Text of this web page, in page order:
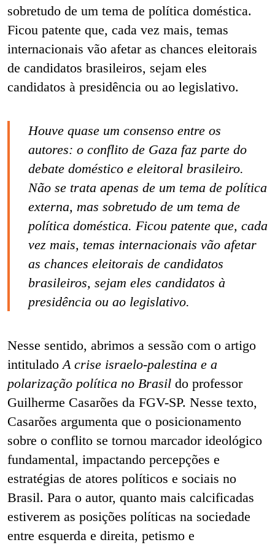
sobretudo de um tema de política doméstica.
Ficou patente que, cada vez mais, temas
internacionais vão afetar as chances eleitorais
de candidatos brasileiros, sejam eles
candidatos à presidência ou ao legislativo.
Houve quase um consenso entre os
autores: o conflito de Gaza faz parte do
debate doméstico e eleitoral brasileiro.
Não se trata apenas de um tema de política
externa, mas sobretudo de um tema de
política doméstica. Ficou patente que, cada
vez mais, temas internacionais vão afetar
as chances eleitorais de candidatos
brasileiros, sejam eles candidatos à
presidência ou ao legislativo.
Nesse sentido, abrimos a sessão com o artigo
intitulado A crise israelo-palestina e a
polarização política no Brasil do professor
Guilherme Casarões da FGV-SP. Nesse texto,
Casarões argumenta que o posicionamento
sobre o conflito se tornou marcador ideológico
fundamental, impactando percepções e
estratégias de atores políticos e sociais no
Brasil. Para o autor, quanto mais calcificadas
estiverem as posições políticas na sociedade
entre esquerda e direita, petismo e